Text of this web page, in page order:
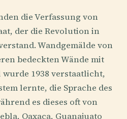
die Verfassung von
der die Revolution in
Wandgemälde von
bedeckten Wände mit
1938 verstaatlicht,
lernte, die Sprache des
es dieses oft von
Oaxaca, Guanajuato